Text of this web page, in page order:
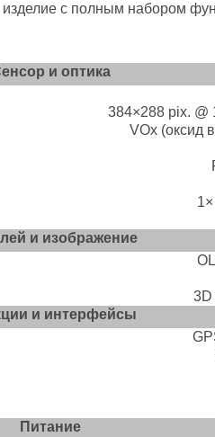
изделие с полным набором
и оптика
384×288 pix. @
VOx (оксид
и изображение
3D
и интерфейсы
Питание